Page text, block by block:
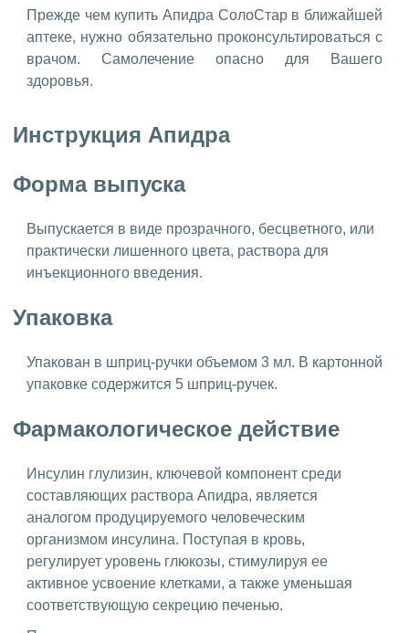
Прежде чем купить Апидра СолоСтар в ближайшей
аптеке, нужно обязательно проконсультироваться с
врачом. Самолечение опасно для Вашего
здоровья.
Инструкция Апидра
Форма выпуска
Выпускается в виде прозрачного, бесцветного, или
практически лишенного цвета, раствора для
инъекционного введения.
Упаковка
Упакован в шприц-ручки объемом 3 мл. В картонной
упаковке содержится 5 шприц-ручек.
Фармакологическое действие
Инсулин глулизин, ключевой компонент среди
составляющих раствора Апидра, является
аналогом продуцируемого человеческим
организмом инсулина. Поступая в кровь,
регулирует уровень глюкозы, стимулируя ее
активное усвоение клетками, а также уменьшая
соответствующую секрецию печенью.